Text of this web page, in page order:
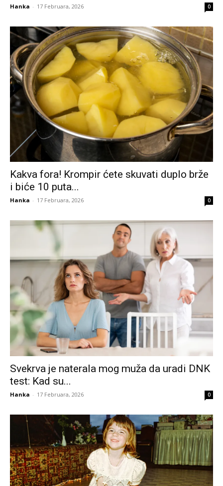
Hanka - 17 Februara, 2026 0
Kakva fora! Krompir ćete skuvati duplo brže
i biće 10 puta...
Hanka - 17 Februara, 2026 0
Svekrva je naterala mog muža da uradi DNK
test: Kad su...
Hanka - 17 Februara, 2026 0